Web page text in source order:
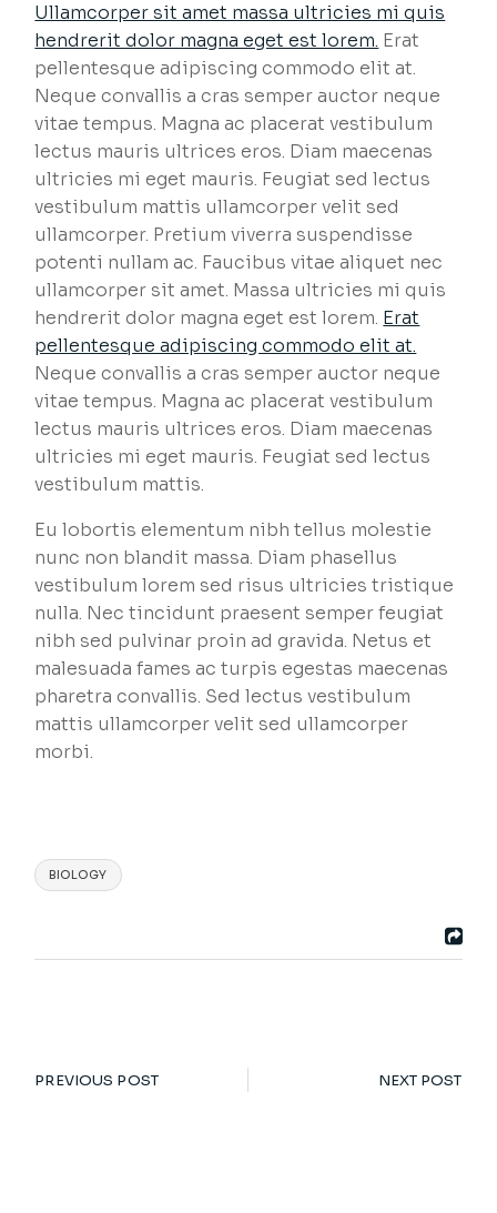
Ullamcorper sit amet massa ultricies mi quis
hendrerit dolor magna eget est lorem. Erat
pellentesque adipiscing commodo elit at.
Neque convallis a cras semper auctor neque
vitae tempus. Magna ac placerat vestibulum
lectus mauris ultrices eros. Diam maecenas
ultricies mi eget mauris. Feugiat sed lectus
vestibulum mattis ullamcorper velit sed
ullamcorper. Pretium viverra suspendisse
potenti nullam ac. Faucibus vitae aliquet nec
ullamcorper sit amet. Massa ultricies mi quis
hendrerit dolor magna eget est lorem. Erat
pellentesque adipiscing commodo elit at.
Neque convallis a cras semper auctor neque
vitae tempus. Magna ac placerat vestibulum
lectus mauris ultrices eros. Diam maecenas
ultricies mi eget mauris. Feugiat sed lectus
vestibulum mattis.
Eu lobortis elementum nibh tellus molestie
nunc non blandit massa. Diam phasellus
vestibulum lorem sed risus ultricies tristique
nulla. Nec tincidunt praesent semper feugiat
nibh sed pulvinar proin ad gravida. Netus et
malesuada fames ac turpis egestas maecenas
pharetra convallis. Sed lectus vestibulum
mattis ullamcorper velit sed ullamcorper
morbi.
BIOLOGY
PREVIOUS POST NEXT POST